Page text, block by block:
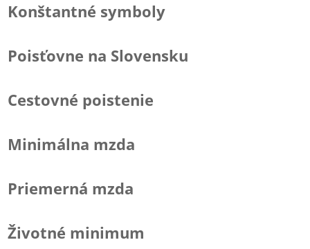
Konštantné symboly
Poisťovne na Slovensku
Cestovné poistenie
Minimálna mzda
Priemerná mzda
Životné minimum